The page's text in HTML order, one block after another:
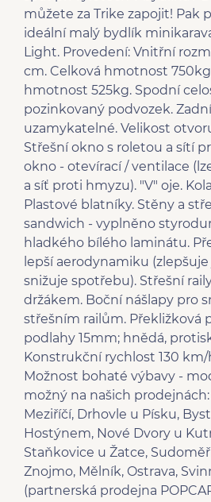
můžete za Trike zapojit! Pak
ideální malý bydlík
Light. Provedení: Vnitřní
cm. Celková hmotnost
hmotnost 525kg. Spodní
pozinkovaný podvozek.
uzamykatelné. Velikost
Střešní okno s roletou a sítí
okno - otevírací / ventilace
a síť proti hmyzu). "V" oje.
Plastové blatníky. Stěny a
sandwich - vyplněno
hladkého bílého laminátu.
lepší aerodynamiku
snižuje spotřebu). Střešní
držákem. Boční nášlapy pro
střešním railům. Překližková
podlahy 15mm; hnědá,
Konstrukční rychlost 130 km/
Možnost bohaté výbavy -
možný na našich
Meziříčí, Drhovle u Písku,
Hostýnem, Nové Dvory u
Staňkovice u Žatce,
Znojmo, Mělník, Ostrava,
(partnerská prodejna